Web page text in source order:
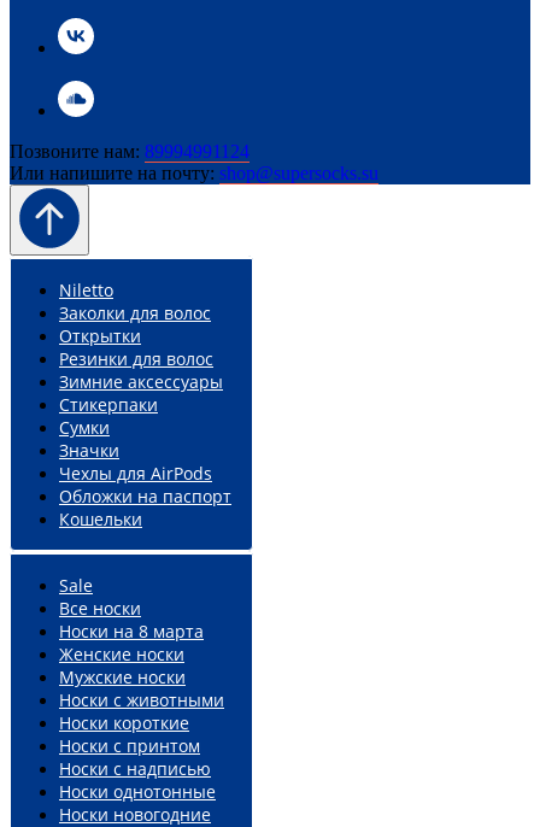
Позвоните нам: 89994991124
Или напишите на почту: shop@supersocks.su
Niletto
Заколки для волос
Открытки
Резинки для волос
Зимние аксессуары
Стикерпаки
Сумки
Значки
Чехлы для AirPods
Обложки на паспорт
Кошельки
Sale
Все носки
Носки на 8 марта
Женские носки
Мужские носки
Носки с животными
Носки короткие
Носки с принтом
Носки с надписью
Носки однотонные
Носки новогодние